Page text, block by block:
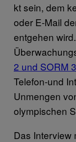
kt sein, dem
oder E-Mail
entgehen
2 und SORM 3
Telefon-und
Unmengen
olympischen
Das Interview